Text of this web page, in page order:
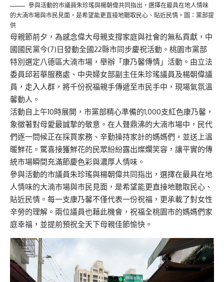
參與活動的市議員朱珍瑤與楊朝偉共同指出，選擇在最具在地人情味
的大湳市場與市民見面，是希望能更直接地聽取民心、貼近民情。圖：黨部提
供
母親節前夕，為感念偉大母親支撐家庭與社會的無私貢獻，中
國國民黨今(7)日發動全國22縣市同步慶祝活動。桃園市黨部
特別選定八德區大湳市場，舉辦「康乃馨傳情」活動。由立法
委員邱若華服務處、中央婦女部副主任朱珍瑤議員及楊朝偉議
員，走入人群，將千份祝福親手傳遞至市民手中，現場氣氛溫
馨動人。
活動自上午10時展開，市黨部精心準備的1,000支紅色康乃馨，
象徵著對母愛最誠摯的敬意。在人聲鼎沸的大湳市場中，民代
們逐一問候正在採買家務、辛勤操持家計的媽媽們，並送上溫
暖鮮花。驚喜接獲鮮花的民眾紛紛露出燦爛笑容，讓平實的傳
統市場瞬間充滿節慶色彩與濃厚人情味。
參與活動的市議員朱珍瑤與楊朝偉共同指出，選擇在最具在地
人情味的大湳市場與市民見面，是希望能更直接地聽取民心、
貼近民情。每一支康乃馨不僅代表一份祝福，更承載了對女性
辛勞的理解。兩位議員也藉此機會，祝福全桃園市的媽媽們家
庭幸福，並提前預祝全天下母親佳節愉快。